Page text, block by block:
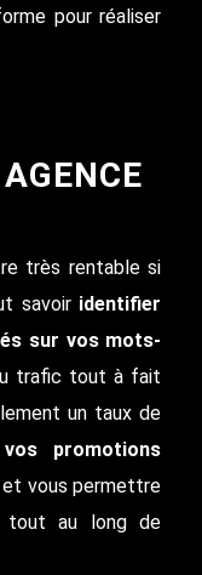
pour réaliser
très rentable si
savoir identifier
sur vos mots-
trafic tout à fait
un taux de
vos promotions
et vous permettre
tout au long de